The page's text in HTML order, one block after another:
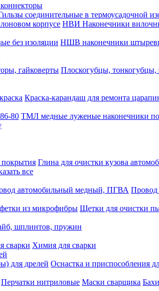
соединительные в термоусадочной
корпусе НВИ Наконечники
без изоляции НШВ наконечники
гайковерты Плоскогубцы, тонкогубцы,
Краска-карандаш для ремонта
80 ТМЛ медные луженые наконечники
Глина для очистки кузова
все
автомобильный медный, ПГВА
из микрофибры Щетки для очистки
шплинтов, пружин
сварки Химия для сварки
для дрелей Оснастка и приспособления
Перчатки нитриловые Маски сварщика